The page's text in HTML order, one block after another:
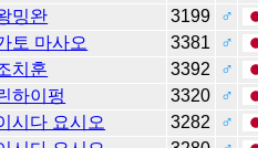
밍완 3199
♂
토 마사오 3381
♂
치훈 3392
♂
하이펑 3320
♂
시다 요시오 3282
♂